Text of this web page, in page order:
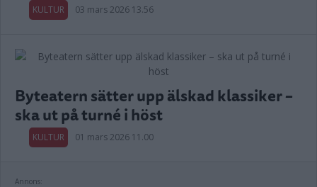
KULTUR 03 mars 2026 13.56
Byteatern sätter upp älskad klassiker –
ska ut på turné i höst
KULTUR 01 mars 2026 11.00
Annons: